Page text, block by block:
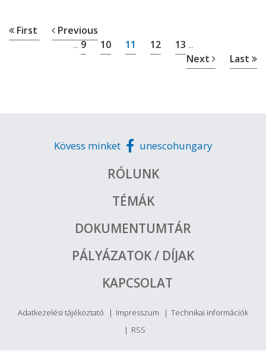
First Previous
... 9 10 11 12 13 ...
Next Last
Kövess minket unescohungary
RÓLUNK
TÉMÁK
DOKUMENTUMTÁR
PÁLYÁZATOK / DÍJAK
KAPCSOLAT
Adatkezelési tájékoztató Impresszum
Technikai információk
RSS